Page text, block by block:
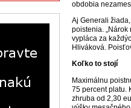
obdobia
Aj Generali
poistenia.
vypláca za
Hliváková.
Koľko to stojí
Maximálnu
75 percent platu.
zhruba od 2,30